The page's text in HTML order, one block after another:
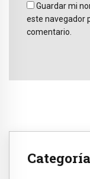
Guardar mi
este navegador
comentario.